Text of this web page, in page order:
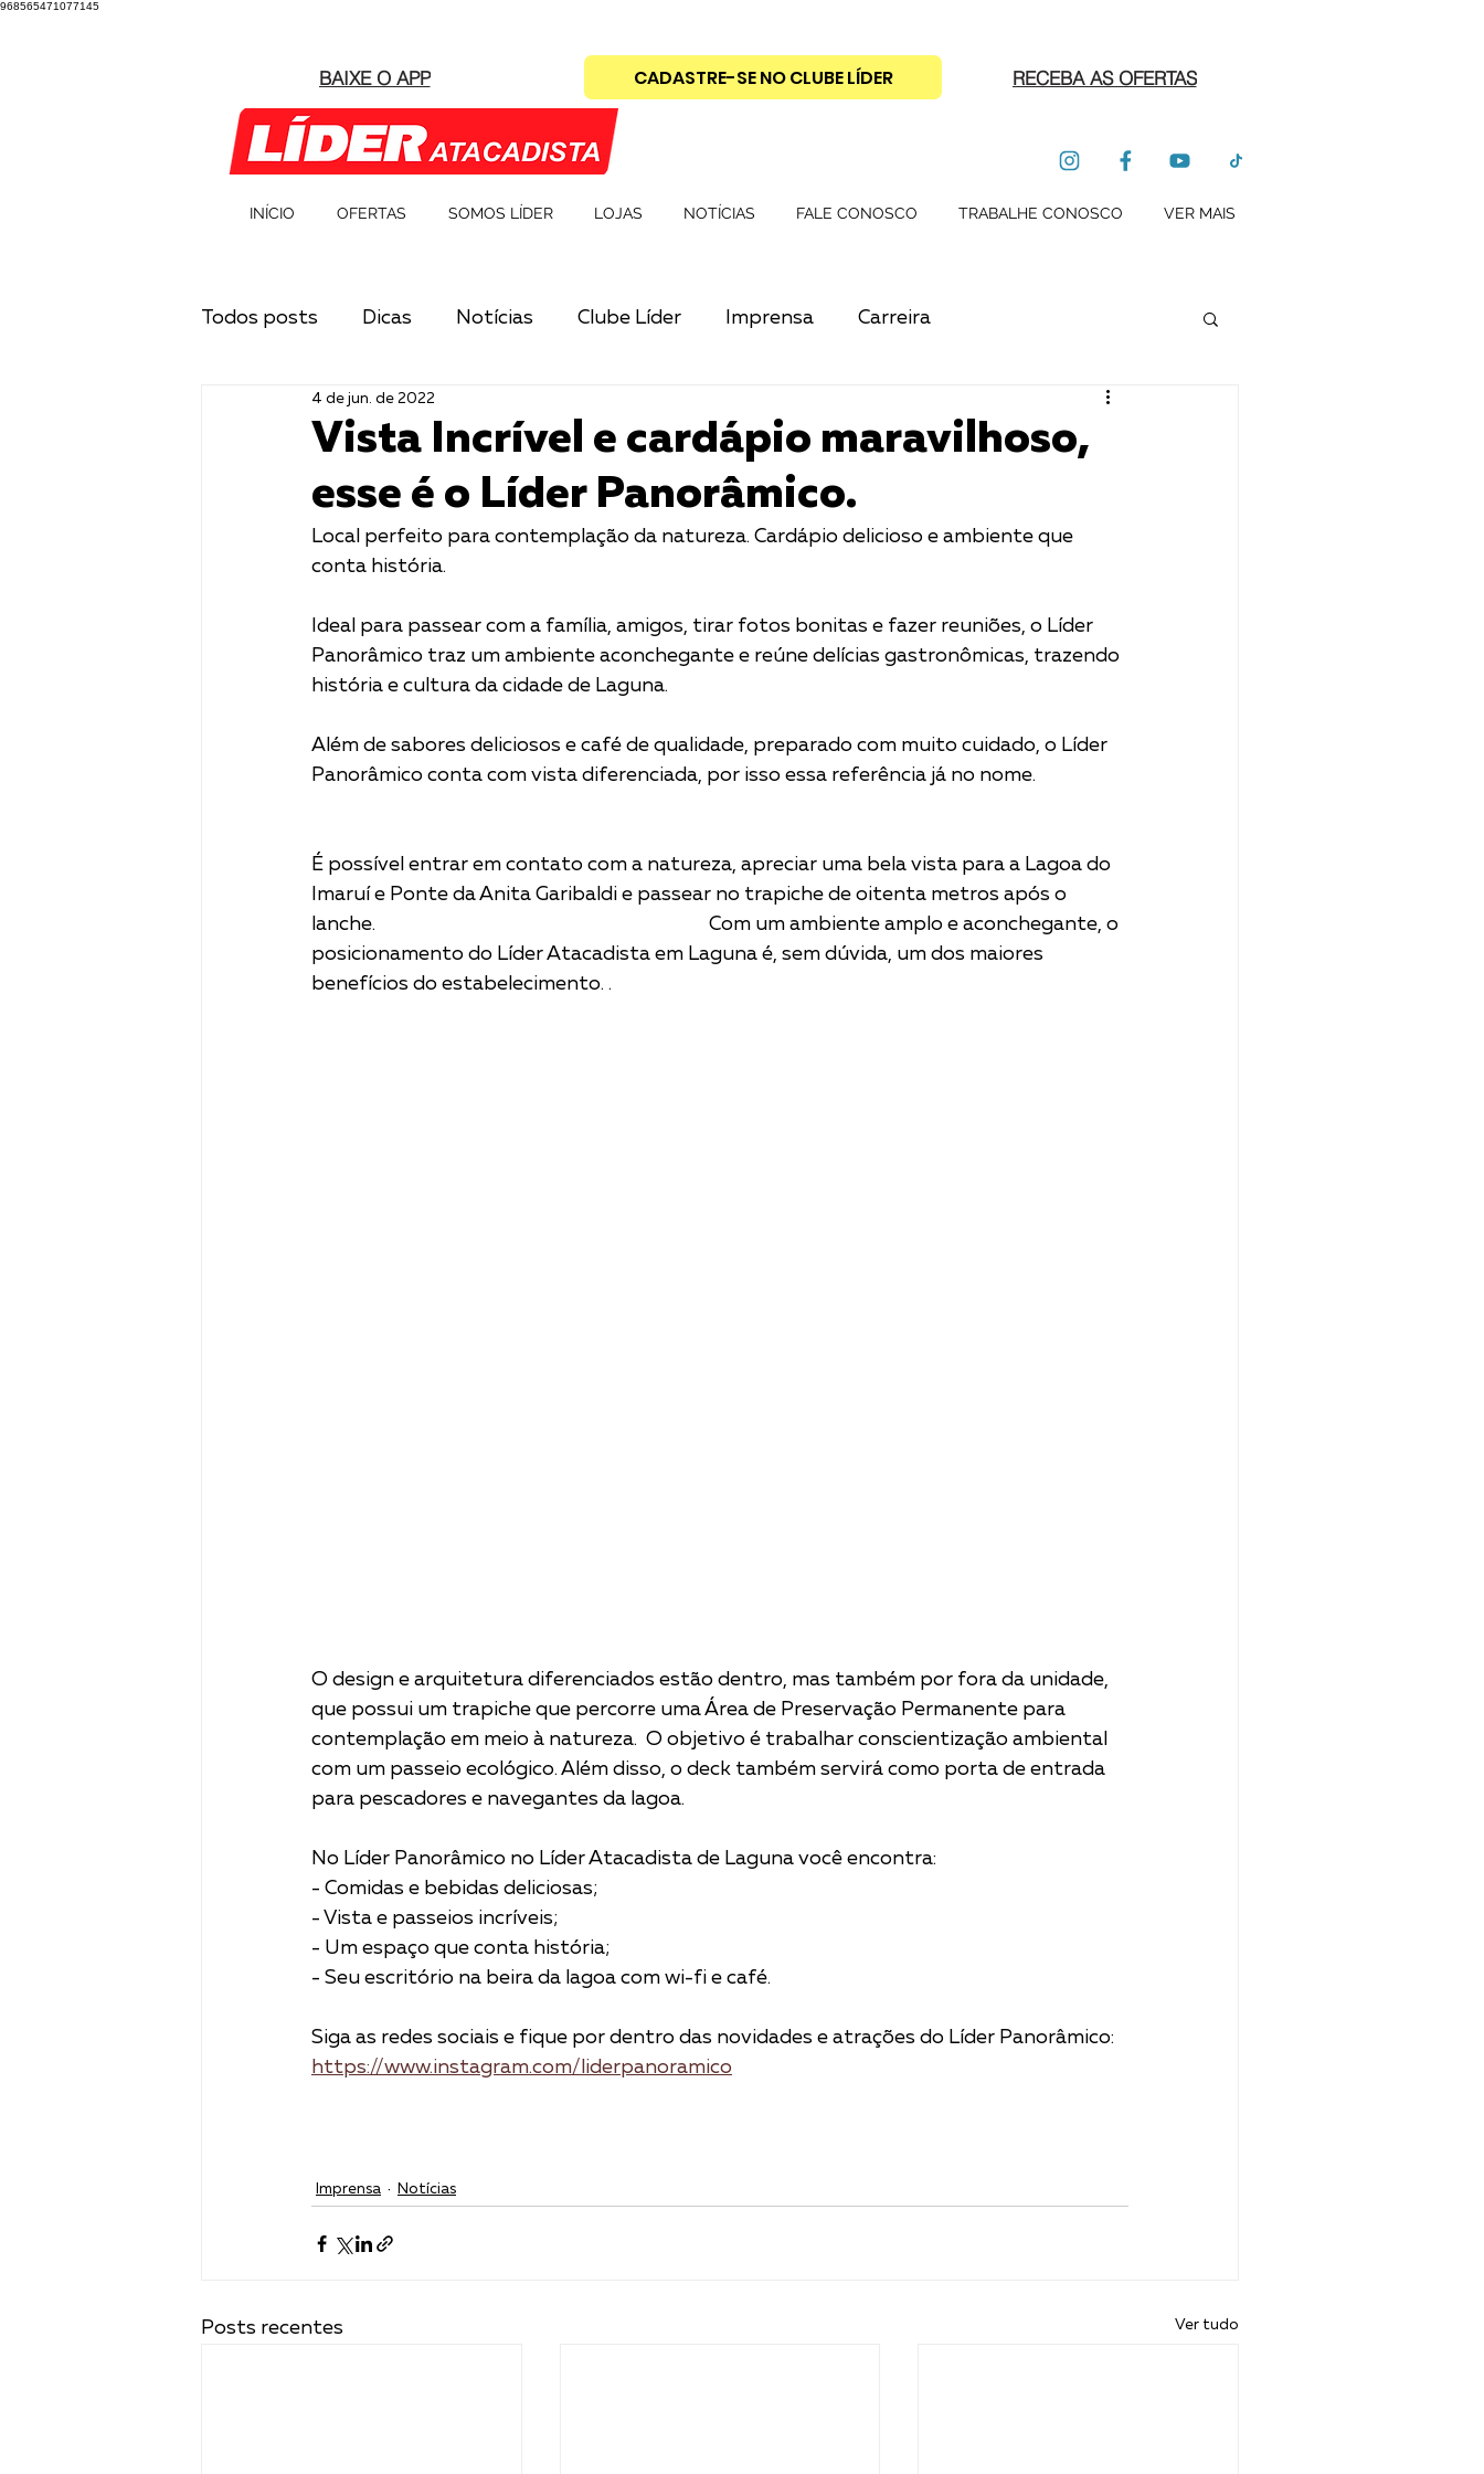
968565471077145
BAIXE O APP CADASTRE-SE NO CLUBE LÍDER RECEBA AS OFERTAS
INÍCIO OFERTAS SOMOS LÍDER LOJAS NOTÍCIAS FALE CONOSCO TRABALHE CONOSCO VER MAIS
Todos posts Dicas Notícias Clube Líder Imprensa Carreira
Vista Incrível e cardápio maravilhoso,
esse é o Líder Panorâmico.
4 de jun. de 2022
Local perfeito para contemplação da natureza. Cardápio delicioso e ambiente que
conta história.
Ideal para passear com a família, amigos, tirar fotos bonitas e fazer reuniões, o Líder
Panorâmico traz um ambiente aconchegante e reúne delícias gastronômicas, trazendo
história e cultura da cidade de Laguna.
Além de sabores deliciosos e café de qualidade, preparado com muito cuidado, o Líder
Panorâmico conta com vista diferenciada, por isso essa referência já no nome.
É possível entrar em contato com a natureza, apreciar uma bela vista para a Lagoa do
Imaruí e Ponte da Anita Garibaldi e passear no trapiche de oitenta metros após o
lanche.                        			                  		Com um ambiente amplo e aconchegante, o
posicionamento do Líder Atacadista em Laguna é, sem dúvida, um dos maiores
benefícios do estabelecimento. .
O design e arquitetura diferenciados estão dentro, mas também por fora da unidade,
que possui um trapiche que percorre uma Área de Preservação Permanente para
contemplação em meio à natureza.  O objetivo é trabalhar conscientização ambiental
com um passeio ecológico. Além disso, o deck também servirá como porta de entrada
para pescadores e navegantes da lagoa.
No Líder Panorâmico no Líder Atacadista de Laguna você encontra:
- Comidas e bebidas deliciosas;
- Vista e passeios incríveis;
- Um espaço que conta história;
- Seu escritório na beira da lagoa com wi-fi e café.
Siga as redes sociais e fique por dentro das novidades e atrações do Líder Panorâmico:
https://www.instagram.com/liderpanoramico
Imprensa Notícias
Posts recentes Ver tudo